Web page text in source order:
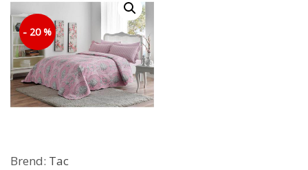
- 20 %
Brend: Tac